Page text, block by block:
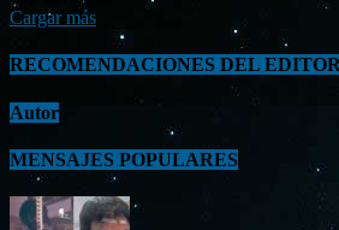
Cargar más
RECOMENDACIONES DEL EDITOR
Autor
MENSAJES POPULARES